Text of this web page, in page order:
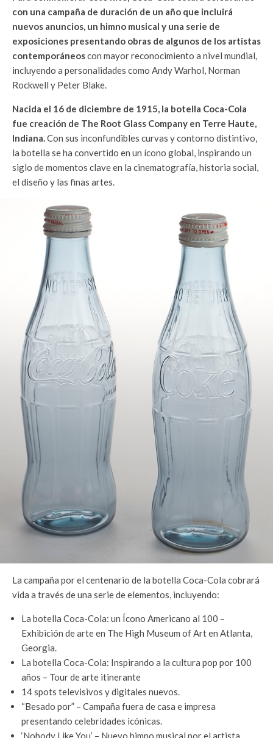
con una campaña de duración de un año que incluirá
nuevos anuncios, un himno musical y una serie de
exposiciones presentando obras de algunos de los artistas
contemporáneoscon mayor reconocimiento a nivel mundial,
incluyendo a personalidades como Andy Warhol, Norman
Rockwell y Peter Blake.
Nacida el 16 de diciembre de 1915, la botella Coca-Cola
fue creación de The Root Glass Company en Terre Haute,
Indiana.Con sus inconfundibles curvas y contorno distintivo,
la botella se ha convertido en un ícono global, inspirando un
siglo de momentos clave en la cinematografía, historia social,
el diseño y las finas artes.
La campaña por el centenario de la botella Coca-Cola cobrará
vida a través de una serie de elementos, incluyendo:
La botella Coca-Cola: un Ícono Americano al 100 –
Exhibición de arte en The High Museum of Art en Atlanta,
Georgia.
La botella Coca-Cola: Inspirando a la cultura pop por 100
años – Tour de arte itinerante
14 spots televisivos y digitales nuevos.
“Besado por” – Campaña fuera de casa e impresa
presentando celebridades icónicas.
‘Nobody Like You’ – Nuevo himno musical por el artista